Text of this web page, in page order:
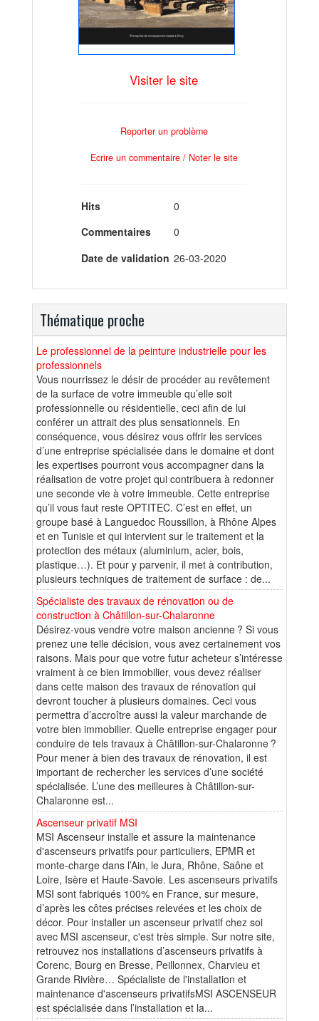
Visiter le site
Reporter un problème
Ecrire un commentaire / Noter le site
Hits
0
Commentaires
0
Date de validation 26-03-2020
Thématique proche
Le professionnel de la peinture industrielle pour les
professionnels
Vous nourrissez le désir de procéder au revêtement
de la surface de votre immeuble qu’elle soit
professionnelle ou résidentielle, ceci afin de lui
conférer un attrait des plus sensationnels. En
conséquence, vous désirez vous offrir les services
d’une entreprise spécialisée dans le domaine et dont
les expertises pourront vous accompagner dans la
réalisation de votre projet qui contribuera à redonner
une seconde vie à votre immeuble. Cette entreprise
qu’il vous faut reste OPTITEC. C’est en effet, un
groupe basé à Languedoc Roussillon, à Rhône Alpes
et en Tunisie et qui intervient sur le traitement et la
protection des métaux (aluminium, acier, bois,
plastique…). Et pour y parvenir, il met à contribution,
plusieurs techniques de traitement de surface : de...
Spécialiste des travaux de rénovation ou de
construction à Châtillon-sur-Chalaronne
Désirez-vous vendre votre maison ancienne ? Si vous
prenez une telle décision, vous avez certainement vos
raisons. Mais pour que votre futur acheteur s’intéresse
vraiment à ce bien immobilier, vous devez réaliser
dans cette maison des travaux de rénovation qui
devront toucher à plusieurs domaines. Ceci vous
permettra d’accroître aussi la valeur marchande de
votre bien immobilier. Quelle entreprise engager pour
conduire de tels travaux à Châtillon-sur-Chalaronne ?
Pour mener à bien des travaux de rénovation, il est
important de rechercher les services d’une société
spécialisée. L’une des meilleures à Châtillon-sur-
Chalaronne est...
Ascenseur privatif MSI
MSI Ascenseur installe et assure la maintenance
d'ascenseurs privatifs pour particuliers, EPMR et
monte-charge dans l’Ain, le Jura, Rhône, Saône et
Loire, Isère et Haute-Savoie. Les ascenseurs privatifs
MSI sont fabriqués 100% en France, sur mesure,
d’après les côtes précises relevées et les choix de
décor. Pour installer un ascenseur privatif chez soi
avec MSI ascenseur, c'est très simple. Sur notre site,
retrouvez nos installations d’ascenseurs privatifs à
Corenc, Bourg en Bresse, Peillonnex, Charvieu et
Grande Rivière… Spécialiste de l'installation et
maintenance d'ascenseurs privatifsMSI ASCENSEUR
est spécialisée dans l’installation et la...